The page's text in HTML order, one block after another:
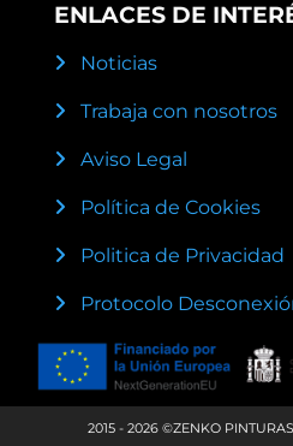
ENLACES DE
Noticias
Trabaja con nosotros
Aviso Legal
Política de Cookies
Politica de Privacidad
Protocolo
2015 - 2026 ©ZENKO